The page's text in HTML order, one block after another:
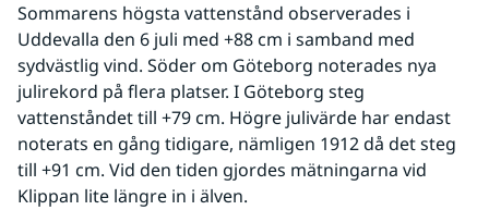
Sommarens högsta vattenstånd observerades i
Uddevalla den 6 juli med +88 cm i samband med
sydvästlig vind. Söder om Göteborg noterades nya
julirekord på flera platser. I Göteborg steg
vattenståndet till +79 cm. Högre julivärde har endast
noterats en gång tidigare, nämligen 1912 då det steg
till +91 cm. Vid den tiden gjordes mätningarna vid
Klippan lite längre in i älven.